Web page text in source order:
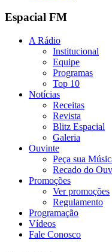
Espacial FM
A Rádio
Institucional
Equipe
Programas
Top 10
Notícias
Receitas
Revista
Blitz Espacial
Galeria
Ouvinte
Peça sua
Recado do
Promoções
Ver promoções
Regulamento
Programação
Vídeos
Fale Conosco